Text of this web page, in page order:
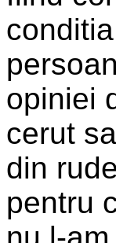
opiniei
cerut
din
pentru